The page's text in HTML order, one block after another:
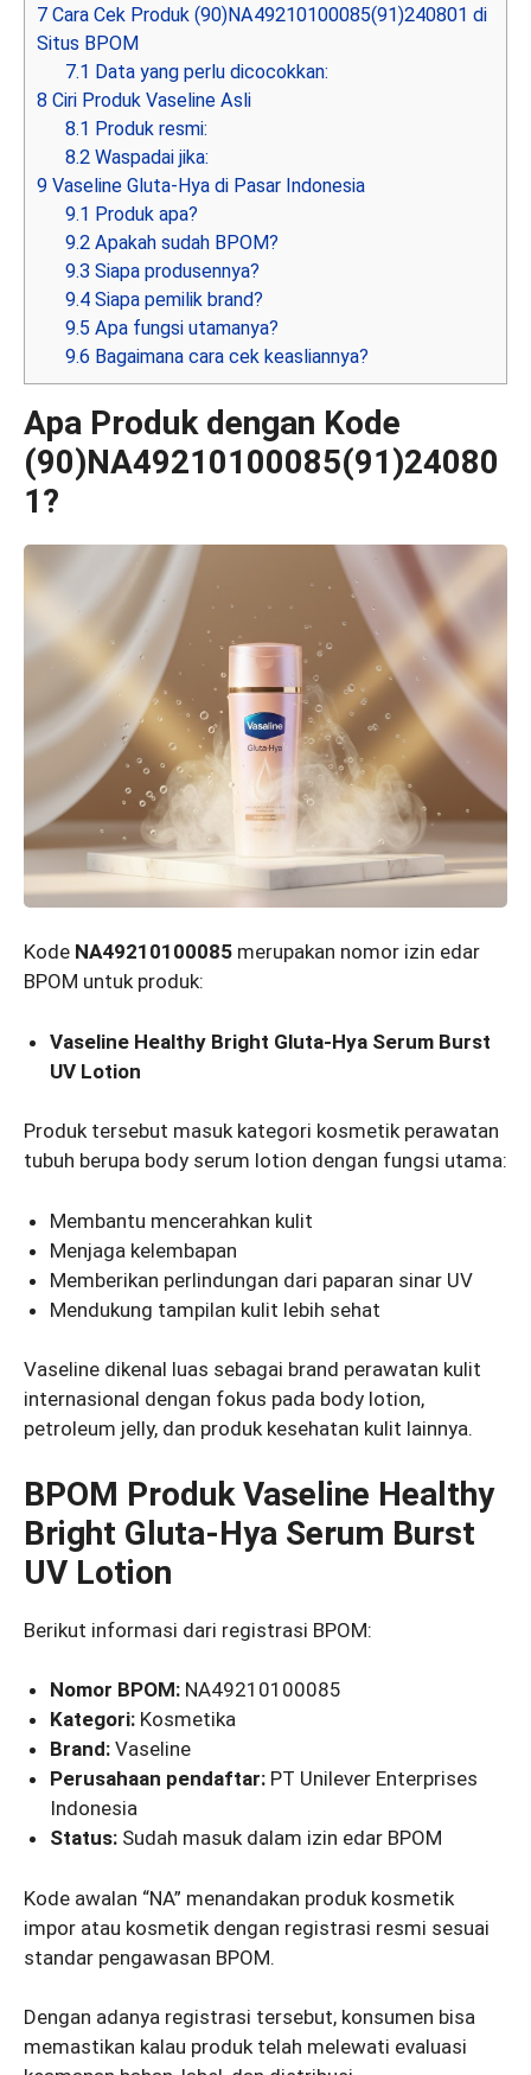
7 Cara Cek Produk (90)NA49210100085(91)240801 di
Situs BPOM
7.1 Data yang perlu dicocokkan:
8 Ciri Produk Vaseline Asli
8.1 Produk resmi:
8.2 Waspadai jika:
9 Vaseline Gluta-Hya di Pasar Indonesia
9.1 Produk apa?
9.2 Apakah sudah BPOM?
9.3 Siapa produsennya?
9.4 Siapa pemilik brand?
9.5 Apa fungsi utamanya?
9.6 Bagaimana cara cek keasliannya?
Apa Produk dengan Kode
(90)NA49210100085(91)24080
1?
Kode NA49210100085 merupakan nomor izin edar
BPOM untuk produk:
Vaseline Healthy Bright Gluta-Hya Serum Burst
UV Lotion
Produk tersebut masuk kategori kosmetik perawatan
tubuh berupa body serum lotion dengan fungsi utama:
Membantu mencerahkan kulit
Menjaga kelembapan
Memberikan perlindungan dari paparan sinar UV
Mendukung tampilan kulit lebih sehat
Vaseline dikenal luas sebagai brand perawatan kulit
internasional dengan fokus pada body lotion,
petroleum jelly, dan produk kesehatan kulit lainnya.
BPOM Produk Vaseline Healthy
Bright Gluta-Hya Serum Burst
UV Lotion
Berikut informasi dari registrasi BPOM:
Nomor BPOM: NA49210100085
Kategori: Kosmetika
Brand: Vaseline
Perusahaan pendaftar: PT Unilever Enterprises
Indonesia
Status: Sudah masuk dalam izin edar BPOM
Kode awalan “NA” menandakan produk kosmetik
impor atau kosmetik dengan registrasi resmi sesuai
standar pengawasan BPOM.
Dengan adanya registrasi tersebut, konsumen bisa
memastikan kalau produk telah melewati evaluasi